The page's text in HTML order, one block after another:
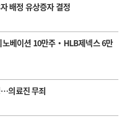
배정 유상증자 결정
베이션 10만주‧HLB제넥스 6만
의료진 무죄